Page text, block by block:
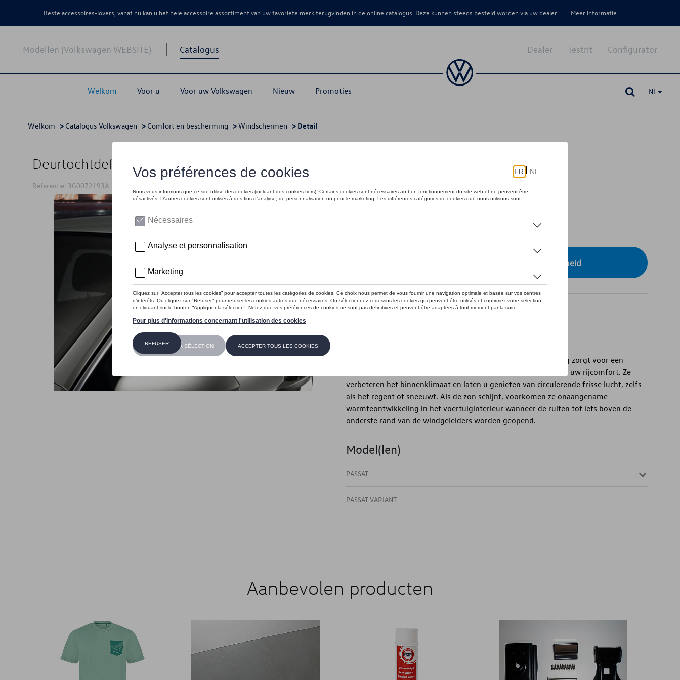
Beste accessoires-lovers, vanaf nu kan u het hele accessoire assortiment van uw favoriete merk terugvinden in de online catalogus. Deze kunnen steeds besteld worden via uw dealer. Meer informatie
Modellen (Volkswagen WEBSITE) Catalogus
Welkom Voor u Voor uw Volkswagen Nieuw Promoties
Configurator
Testrit
Dealer
NL
Welkom > Catalogus Volkswagen > Comfort en bescherming >Windschermen > Detail
Deurtochtdeflector, Deuren, voorkant
Referentie: 3G0072193A
Dit product is momenteel niet op stock
Contacteer uw dealer voor beschikbaarheid
Introductie
De winddeflector voor de voor- en zijportieren van het voertuig zorgt voor een
optimale ventilatie van het voertuiginterieur, wat bijdraagt aan uw rijcomfort. Ze
verbeteren het binnenklimaat en laten u genieten van circulerende frisse lucht, zelfs
als het regent of sneeuwt. Als de zon schijnt, voorkomen ze onaangename
warmteontwikkeling in het voertuiginterieur wanneer de ruiten tot iets boven de
onderste rand van de windgeleiders worden geopend.
Model(len)
PASSAT
PASSAT VARIANT
Aanbevolen producten